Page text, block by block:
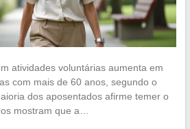
atividades voluntárias aumenta em
com mais de 60 anos, segundo o
dos aposentados afirme temer o
mostram que a…